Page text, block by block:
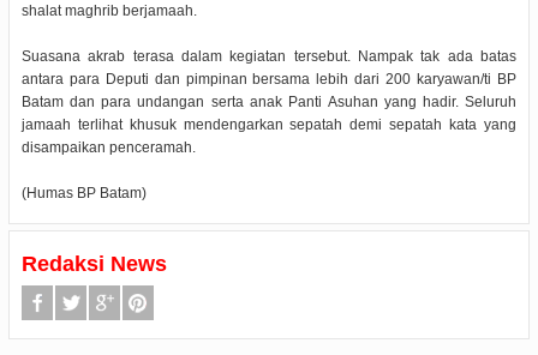
shalat maghrib berjamaah.
Suasana akrab terasa dalam kegiatan tersebut. Nampak tak ada batas
antara para Deputi dan pimpinan bersama lebih dari 200 karyawan/ti BP
Batam dan para undangan serta anak Panti Asuhan yang hadir. Seluruh
jamaah terlihat khusuk mendengarkan sepatah demi sepatah kata yang
disampaikan penceramah.
(Humas BP Batam)
Redaksi News